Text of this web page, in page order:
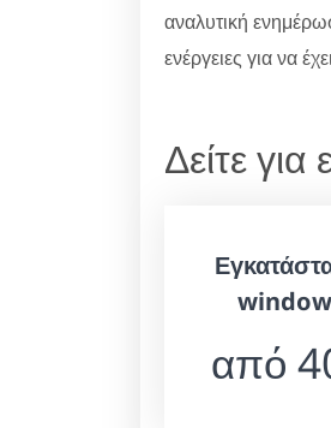
αναλυτική
ενέργειες για να
Δείτε
από